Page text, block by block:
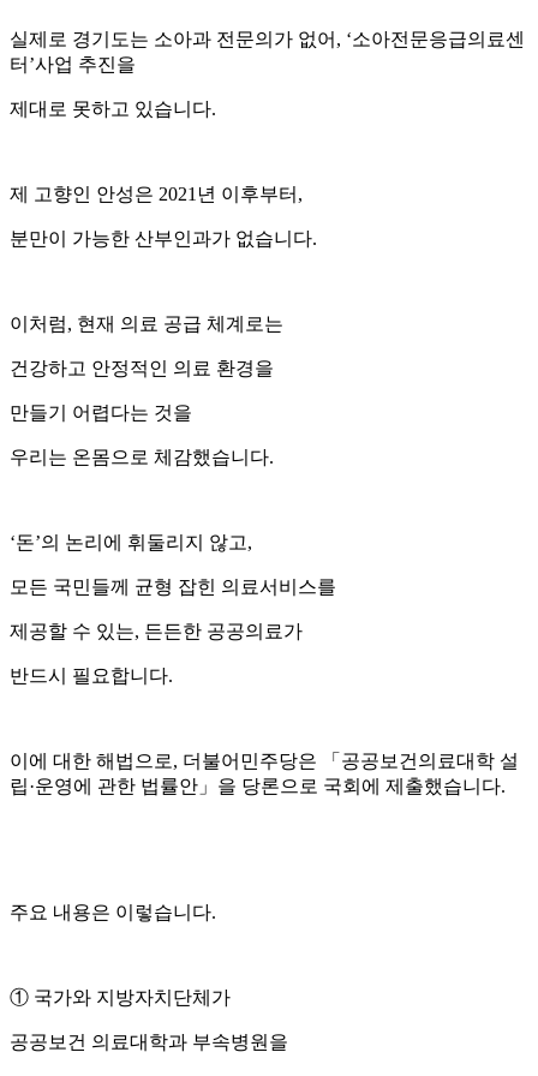
실제로 경기도는 소아과 전문의가 없어, ‘소아전문응급의료센
터’사업 추진을
제대로 못하고 있습니다.
제 고향인 안성은 2021년 이후부터,
분만이 가능한 산부인과가 없습니다.
이처럼, 현재 의료 공급 체계로는
건강하고 안정적인 의료 환경을
만들기 어렵다는 것을
우리는 온몸으로 체감했습니다.
‘돈’의 논리에 휘둘리지 않고,
모든 국민들께 균형 잡힌 의료서비스를
제공할 수 있는, 든든한 공공의료가
반드시 필요합니다.
이에 대한 해법으로, 더불어민주당은 「공공보건의료대학 설
립·운영에 관한 법률안」을 당론으로 국회에 제출했습니다.
주요 내용은 이렇습니다.
① 국가와 지방자치단체가
공공보건 의료대학과 부속병원을